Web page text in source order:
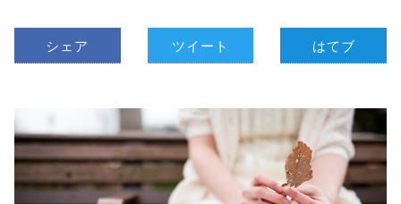
シェア ツイート はてブ